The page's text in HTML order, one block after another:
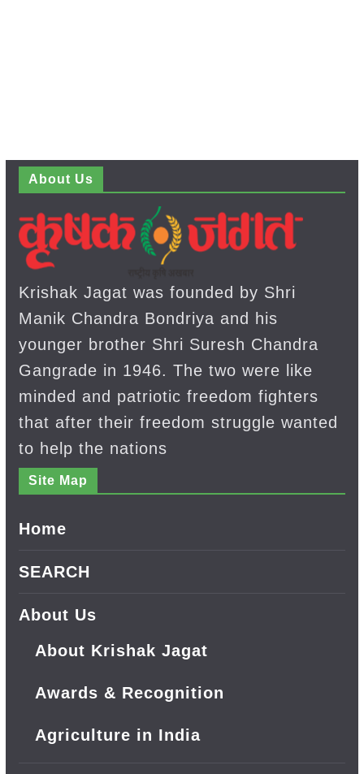
About Us
Krishak Jagat was founded by Shri
Manik Chandra Bondriya and his
younger brother Shri Suresh Chandra
Gangrade in 1946. The two were like
minded and patriotic freedom fighters
that after their freedom struggle wanted
to help the nations
Site Map
Home
SEARCH
About Us
About Krishak Jagat
Awards & Recognition
Agriculture in India